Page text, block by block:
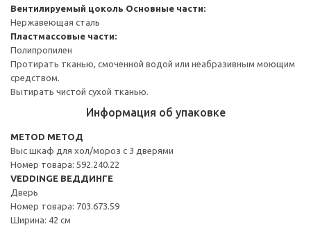
Вентилируемый цоколь Основные части:
Нержавеющая сталь
Пластмассовые части:
Полипропилен
Протирать тканью, смоченной водой или неабразивным моющим
средством.
Вытирать чистой сухой тканью.
Информация об упаковке
METOD МЕТОД
Выс шкаф для хол/мороз с 3 дверями
Номер товара: 592.240.22
VEDDINGE ВЕДДИНГЕ
Дверь
Номер товара: 703.673.59
Ширина: 42 см